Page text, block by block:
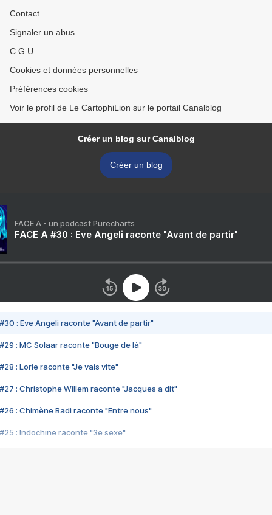
Contact
Signaler un abus
C.G.U.
Cookies et données personnelles
Préférences cookies
Voir le profil de Le CartophiLion sur le portail Canalblog
Créer un blog sur Canalblog
Créer un blog
FACE A - un podcast Purecharts
FACE A #30 : Eve Angeli raconte "Avant de partir"
#30 : Eve Angeli raconte "Avant de partir"
#29 : MC Solaar raconte "Bouge de là"
#28 : Lorie raconte "Je vais vite"
#27 : Christophe Willem raconte "Jacques a dit"
#26 : Chimène Badi raconte "Entre nous"
#25 : Indochine raconte "3e sexe"